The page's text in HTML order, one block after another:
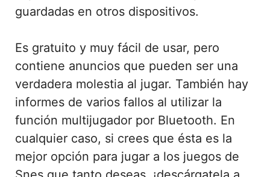
guardadas en otros dispositivos.
Es gratuito y muy fácil de usar, pero
contiene anuncios que pueden ser una
verdadera molestia al jugar. También hay
informes de varios fallos al utilizar la
función multijugador por Bluetooth. En
cualquier caso, si crees que ésta es la
mejor opción para jugar a los juegos de